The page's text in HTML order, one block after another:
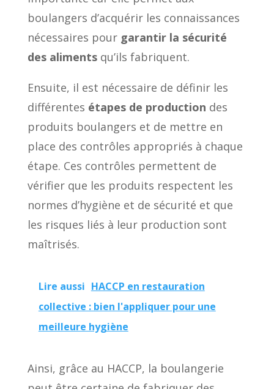
boulangers d’acquérir les connaissances
nécessaires pour garantir la sécurité
des alimentsqu’ils fabriquent.
Ensuite, il est nécessaire de définir les
différentes étapes de production des
produits boulangers et de mettre en
place des contrôles appropriés à chaque
étape. Ces contrôles permettent de
vérifier que les produits respectent les
normes d’hygiène et de sécurité et que
les risques liés à leur production sont
maîtrisés.
Lire aussi HACCP en restauration
collective : bien l'appliquer pour une
meilleure hygiène
Ainsi, grâce au HACCP, la boulangerie